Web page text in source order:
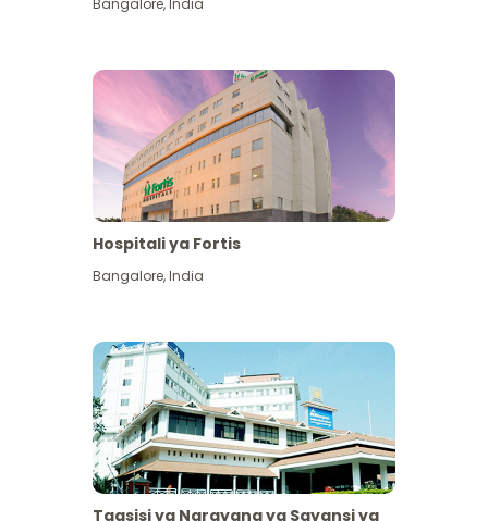
Bangalore,India
Hospitali ya Fortis
Bangalore,India
Taasisi ya Narayana ya Sayansi ya